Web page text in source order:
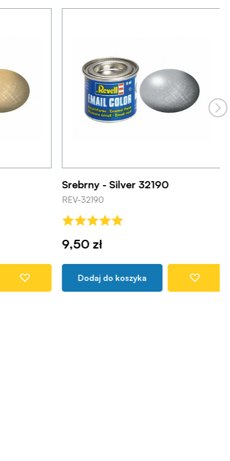
Srebrny - Silver 32190
REV-32190
9,50 zł
Dodaj do koszyka